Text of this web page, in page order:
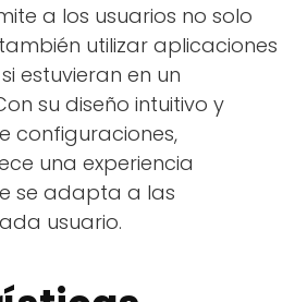
a los usuarios no solo
utilizar aplicaciones
estuvieran en un
su diseño intuitivo y
configuraciones,
una experiencia
se adapta a las
usuario.